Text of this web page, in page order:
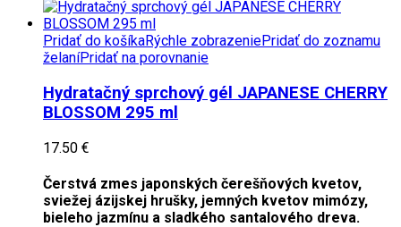
Pridať do košíkaRýchle zobrazeniePridať do zoznamu
želaníPridať na porovnanie
Hydratačný sprchový gél JAPANESE CHERRY
BLOSSOM 295 ml
17.50 €
Čerstvá zmes japonských čerešňových kvetov,
sviežej ázijskej hrušky, jemných kvetov mimózy,
bieleho jazmínu a sladkého santalového dreva.